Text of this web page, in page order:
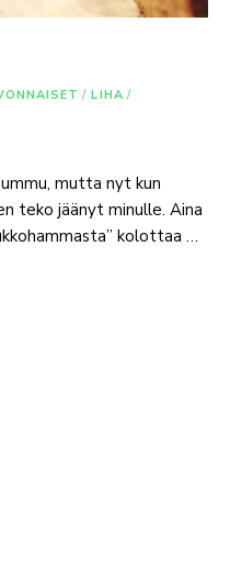
/ LIHA /
mutta nyt kun
teko jäänyt minulle. Aina
kolottaa …